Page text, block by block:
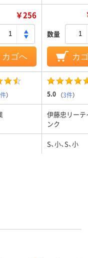
￥256
カゴへ
数量
カ
） 5.0 （3件）
伊藤忠リーテ
ンク
S、小、S、小